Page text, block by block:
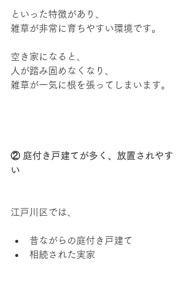
といった特徴があり、
雑草が非常に育ちやすい環境です。
空き家になると、
人が踏み固めなくなり、
雑草が一気に根を張ってしまいます。
② 庭付き戸建てが多く、放置されやす
い
江戸川区では、
昔ながらの庭付き戸建て
相続された実家